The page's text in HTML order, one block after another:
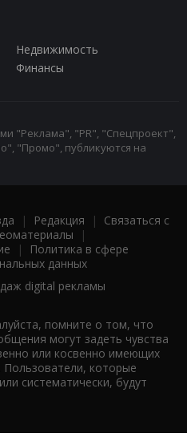
Недвижимость
Финансы
"Реклама", "PR", "Спецпроект",
"Промо", публикуются на
| Редакция | Связаться с
|
|
Политика в сфере
данных
digital рекламы
помните о том, что
могут задеть чувства
или косвенно имеющих
которые
систематически, будут